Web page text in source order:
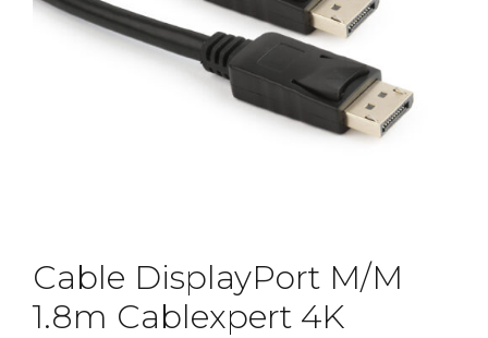
Cable DisplayPort M/M
1.8m Cablexpert 4K